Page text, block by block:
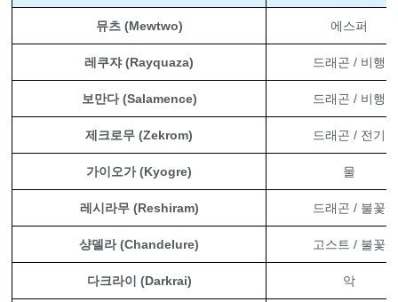
뮤츠 (Mewtwo) 에스퍼
레쿠쟈 (Rayquaza) 드래곤 / 비행
보만다 (Salamence) 드래곤 / 비행
제크로무 (Zekrom) 드래곤 / 전기
가이오가 (Kyogre) 물
레시라무 (Reshiram) 드래곤 / 불꽃
샹델라 (Chandelure) 고스트 / 불꽃
다크라이 (Darkrai) 악